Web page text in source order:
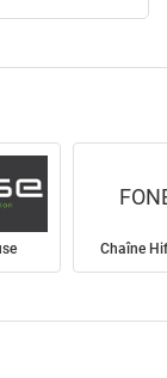
Chaîne